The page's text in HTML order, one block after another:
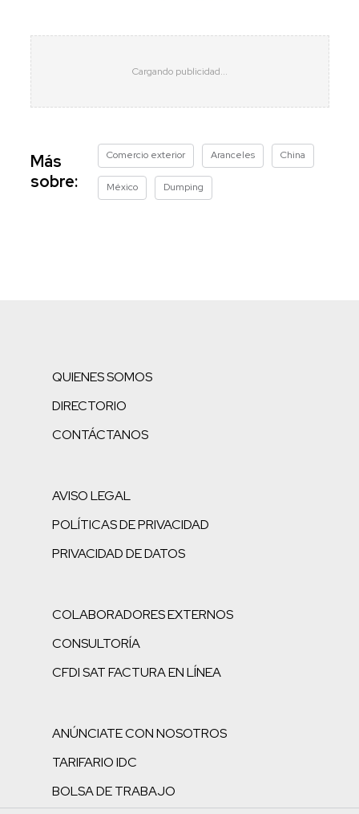
Más
sobre:
Comercio exterior Aranceles China
México Dumping
QUIENES SOMOS
DIRECTORIO
CONTÁCTANOS
AVISO LEGAL
POLÍTICAS DE PRIVACIDAD
PRIVACIDAD DE DATOS
COLABORADORES EXTERNOS
CONSULTORÍA
CFDI SAT FACTURA EN LÍNEA
ANÚNCIATE CON NOSOTROS
TARIFARIO IDC
BOLSA DE TRABAJO